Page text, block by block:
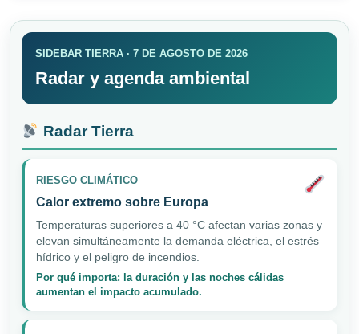
SIDEBAR TIERRA · 7 DE AGOSTO DE 2026
Radar y agenda ambiental
Radar Tierra
RIESGO CLIMÁTICO
Calor extremo sobre Europa
Temperaturas superiores a 40 °C afectan varias zonas y
elevan simultáneamente la demanda eléctrica, el estrés
hídrico y el peligro de incendios.
Por qué importa: la duración y las noches cálidas
aumentan el impacto acumulado.